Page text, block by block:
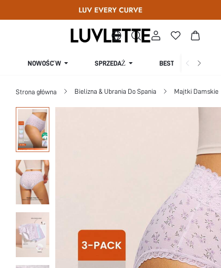
NOWOŚĆ W SPRZEDAŻ BESTSELLERY
Strona główna Bielizna & Ubrania Do Spania Majtki Damskie